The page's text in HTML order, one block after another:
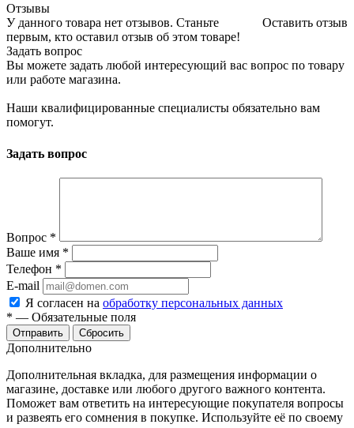
Отзывы
Оставить отзыв
У данного товара нет отзывов. Станьте
первым, кто оставил отзыв об этом товаре!
Задать вопрос
Вы можете задать любой интересующий вас вопрос по товару
или работе магазина.
Наши квалифицированные специалисты обязательно вам
помогут.
Задать вопрос
Вопрос *
Ваше имя *
Телефон *
E-mail
Я согласен на обработку персональных данных
* — Обязательные поля
Сбросить
Дополнительно
Дополнительная вкладка, для размещения информации о
магазине, доставке или любого другого важного контента.
Поможет вам ответить на интересующие покупателя вопросы
и развеять его сомнения в покупке. Используйте её по своему